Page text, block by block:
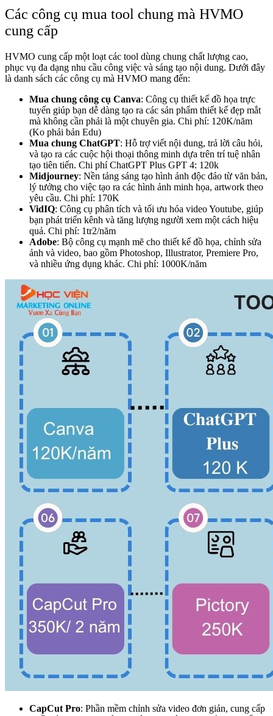
Các công cụ mua tool chung mà HVMO
cung cấp
HVMO cung cấp một loạt các tool dùng chung chất lượng cao,
phục vụ đa dạng nhu cầu công việc và sáng tạo nội dung. Dưới đây
là danh sách các công cụ mà HVMO mang đến:
Mua chung công cụ Canva: Công cụ thiết kế đồ họa trực
tuyến giúp bạn dễ dàng tạo ra các sản phẩm thiết kế đẹp mắt
mà không cần phải là một chuyên gia. Chi phí: 120K/năm
(Ko phải bản Edu)
Mua chung ChatGPT: Hỗ trợ viết nội dung, trả lời câu hỏi,
và tạo ra các cuộc hội thoại thông minh dựa trên trí tuệ nhân
tạo tiên tiến. Chi phí ChatGPT Plus GPT 4: 120k
Midjourney: Nền tảng sáng tạo hình ảnh độc đáo từ văn bản,
lý tưởng cho việc tạo ra các hình ảnh minh họa, artwork theo
yêu cầu. Chi phí: 170K
VidIQ: Công cụ phân tích và tối ưu hóa video Youtube, giúp
bạn phát triển kênh và tăng lượng người xem một cách hiệu
quả. Chi phí: 1tr2/năm
Adobe: Bộ công cụ mạnh mẽ cho thiết kế đồ họa, chỉnh sửa
ảnh và video, bao gồm Photoshop, Illustrator, Premiere Pro,
và nhiều ứng dụng khác. Chi phí: 1000K/năm
CapCut Pro: Phần mềm chỉnh sửa video đơn giản, cung cấp